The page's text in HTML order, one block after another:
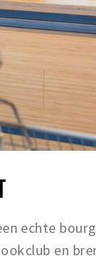
echte
en